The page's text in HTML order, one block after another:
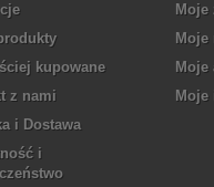
kupowane
z nami
i Dostawa
i
Moje
Moje
Moje